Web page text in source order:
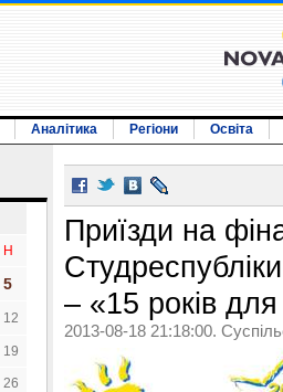
Аналітика Регіони Освіта
Н
5
12
19
26
Приїзди на
– «15 років
2013-08-18 21:18:00.